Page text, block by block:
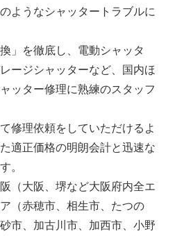
ようなシャッタートラブルに
」を徹底し、電動シャッタ
ージシャッターなど、国内ほ
ッター修理に熟練のスタッフ
修理依頼をしていただけるよ
適正価格の明朗会計と迅速な
。
（大阪、堺など大阪府内全エ
（赤穂市、相生市、たつの
市、加古川市、加西市、小野